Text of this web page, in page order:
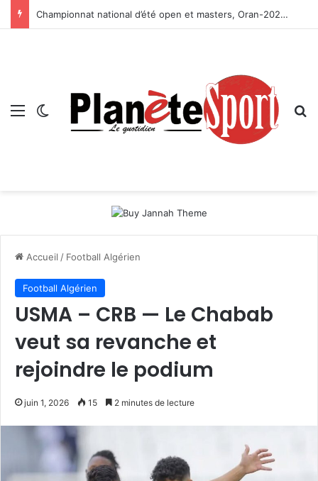
Championnat national d’été open et masters, Oran-2026 — Le CRB s’adjuge le titre
Menu Switch skin
Accueil / Football Algérien
Football Algérien
USMA – CRB — Le Chabab
veut sa revanche et
rejoindre le podium
juin 1, 2026 15 2 minutes de lecture